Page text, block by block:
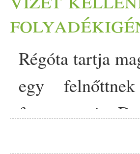
helyszín, amire
ételek,
mégis tápláló
Ezekkel afőétel
kánikularecept
Régóta tartja
egy
fogyasztania.